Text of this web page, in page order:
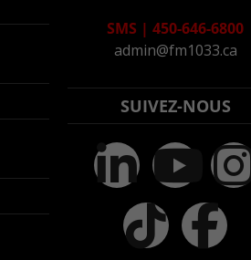
SMS | 450-646-6800
admin@fm1033.ca
SUIVEZ-NOUS